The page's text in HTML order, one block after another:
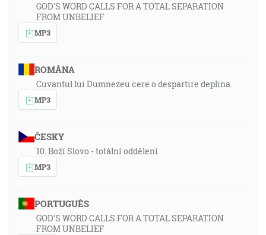
GOD'S WORD CALLS FOR A TOTAL SEPARATION
FROM UNBELIEF
MP3
ROMÂNA
Cuvantul lui Dumnezeu cere o despartire deplina.
MP3
ČESKY
10. Boží Slovo - totální oddělení
MP3
PORTUGUÊS
GOD'S WORD CALLS FOR A TOTAL SEPARATION
FROM UNBELIEF